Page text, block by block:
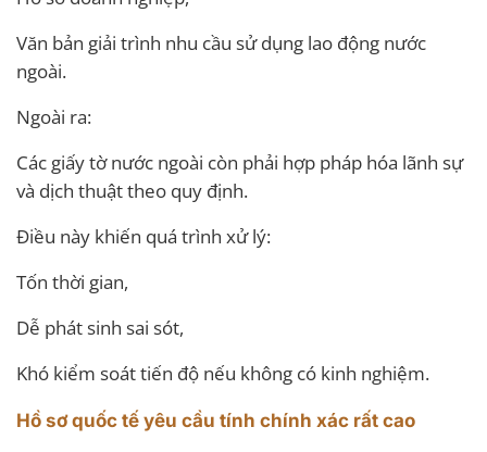
Văn bản giải trình nhu cầu sử dụng lao động nước
ngoài.
Ngoài ra:
Các giấy tờ nước ngoài còn phải hợp pháp hóa lãnh sự
và dịch thuật theo quy định.
Điều này khiến quá trình xử lý:
Tốn thời gian,
Dễ phát sinh sai sót,
Khó kiểm soát tiến độ nếu không có kinh nghiệm.
Hồ sơ quốc tế yêu cầu tính chính xác rất cao